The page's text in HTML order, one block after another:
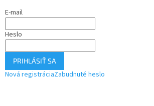
E-mail
Heslo
PRIHLÁSIŤ SA
Nová registráciaZabudnuté heslo